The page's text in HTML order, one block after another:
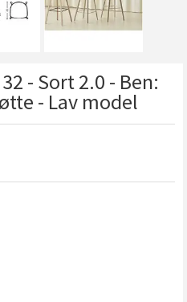
- Sort 2.0 - Ben:
- Lav model